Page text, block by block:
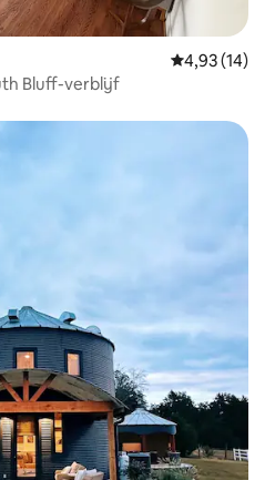
Gemiddelde
4,93 (14)
Bluff-verblijf